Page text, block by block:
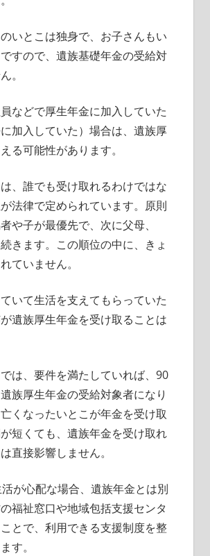
いとこは独身で、お子さんもい
すので、遺族基礎年金の受給対
。
などで厚生年金に加入していた
に加入していた）場合は、遺族厚
る可能性があります。
、誰でも受け取れるわけではな
法律で定められています。原則
や子が最優先で、次に父母、
きます。この順位の中に、きょ
ていません。
いて生活を支えてもらっていた
遺族厚生年金を受け取ることは
は、要件を満たしていれば、90
族厚生年金の受給対象者になり
くなったいとこが年金を受け取
短くても、遺族年金を受け取れ
直接影響しません。
が心配な場合、遺族年金とは別
福祉窓口や地域包括支援センタ
とで、利用できる支援制度を整
す。